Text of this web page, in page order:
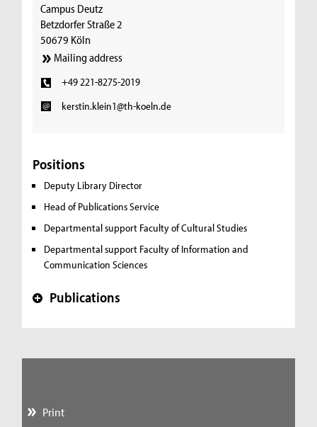
Campus Deutz
Betzdorfer Straße 2
50679 Köln
Mailing address
+49 221-8275-2019
kerstin.klein1@th-koeln.de
Positions
Deputy Library Director
Head of Publications Service
Departmental support Faculty of Cultural Studies
Departmental support Faculty of Information and
Communication Sciences
+ Publications
Print